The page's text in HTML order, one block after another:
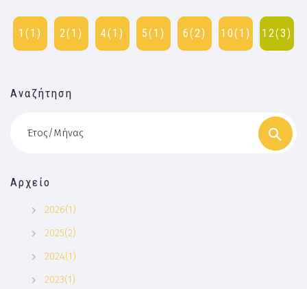
1(1) 2(1) 4(1) 5(1) 6(2) 10(1) 12(3)
Αναζήτηση
Έτος/Μήνας
Αρχείο
2026(1)
2025(2)
2024(1)
2023(1)